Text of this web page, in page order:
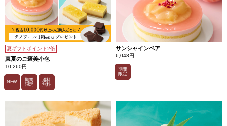
夏ギフトポイント2倍
真夏のご褒美小包
10,260円
NEW
期間
限定
送料
無料
サンシャインペア
6,048円
期間
限定